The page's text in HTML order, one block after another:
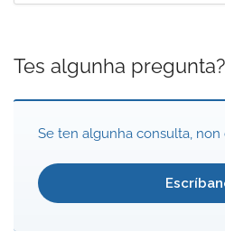
Tes algunha pregunta?
Se ten algunha consulta,